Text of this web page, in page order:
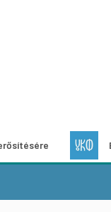
Európai